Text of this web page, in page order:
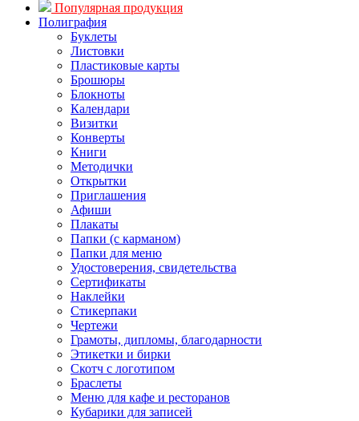
Популярная продукция
Полиграфия
Буклеты
Листовки
Пластиковые карты
Брошюры
Блокноты
Календари
Визитки
Конверты
Книги
Методички
Открытки
Приглашения
Афиши
Плакаты
Папки (с карманом)
Папки для меню
Удостоверения, свидетельства
Сертификаты
Наклейки
Стикерпаки
Чертежи
Грамоты, дипломы, благодарности
Этикетки и бирки
Скотч с логотипом
Браслеты
Меню для кафе и ресторанов
Кубарики для записей